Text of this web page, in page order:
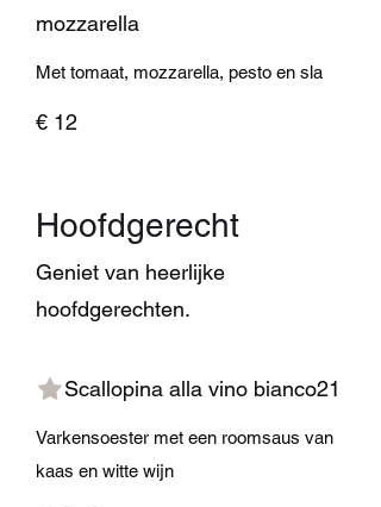
mozzarella
Met tomaat, mozzarella, pesto en sla
€ 12
Hoofdgerecht
Geniet van heerlijke
hoofdgerechten.
Scallopina alla vino bianco21
Varkensoester met een roomsaus van
kaas en witte wijn